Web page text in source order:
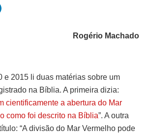
Rogério Machado
e 2015 li duas matérias sobre um
na Bíblia. A primeira dizia:
cientificamente a abertura do Mar
como foi descrito na Bíblia”. A outra
“A divisão do Mar Vermelho pode